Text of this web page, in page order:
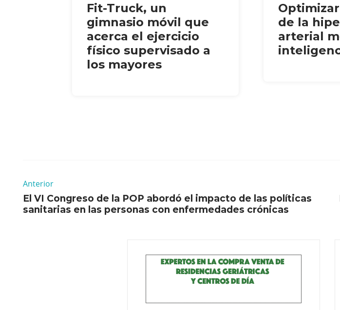
Fit-Truck, un
gimnasio móvil que
acerca el ejercicio
físico supervisado a
los mayores
de la
arterial
Anterior
El VI Congreso de la POP abordó el impacto de las políticas
sanitarias en las personas con enfermedades crónicas